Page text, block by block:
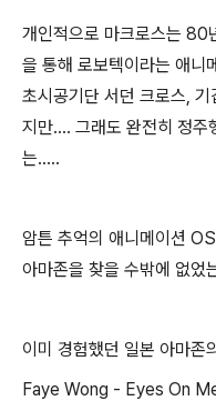
개인적으로 마크로스는 80
을 통해 로보텍이라는 애니
초시공기단 서던 크로스,
지만.... 그래도 완전히 정주
는.....
암튼 추억의 애니메이션
아마존을 찾을 수밖에 없었
이미 경험했던 일본 아마존
Faye Wong - Eyes On